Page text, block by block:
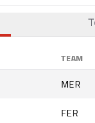
TEAM
MER
FER